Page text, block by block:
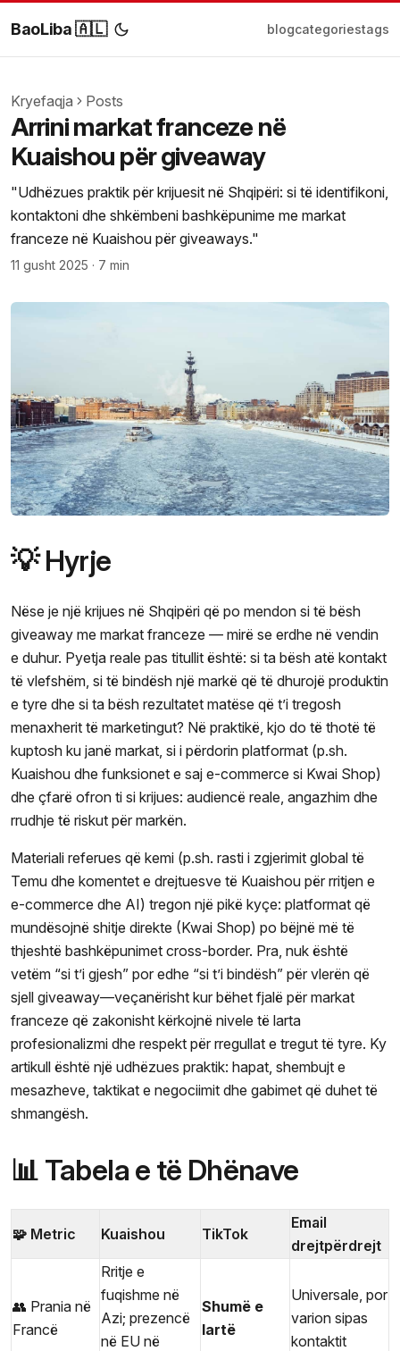
BaoLiba 🇦🇱 blogcategoriestags
Kryefaqja Posts
Arrini markat franceze në
Kuaishou për giveaway
"Udhëzues praktik për krijuesit në Shqipëri: si të identifikoni,
kontaktoni dhe shkëmbeni bashkëpunime me markat
franceze në Kuaishou për giveaways."
11 gusht 2025 · 7 min
💡 Hyrje
Nëse je një krijues në Shqipëri që po mendon si të bësh
giveaway me markat franceze — mirë se erdhe në vendin
e duhur. Pyetja reale pas titullit është: si ta bësh atë kontakt
të vlefshëm, si të bindësh një markë që të dhurojë produktin
e tyre dhe si ta bësh rezultatet matëse që t’i tregosh
menaxherit të marketingut? Në praktikë, kjo do të thotë të
kuptosh ku janë markat, si i përdorin platformat (p.sh.
Kuaishou dhe funksionet e saj e-commerce si Kwai Shop)
dhe çfarë ofron ti si krijues: audiencë reale, angazhim dhe
rrudhje të riskut për markën.
Materiali referues që kemi (p.sh. rasti i zgjerimit global të
Temu dhe komentet e drejtuesve të Kuaishou për rritjen e
e-commerce dhe AI) tregon një pikë kyçe: platformat që
mundësojnë shitje direkte (Kwai Shop) po bëjnë më të
thjeshtë bashkëpunimet cross-border. Pra, nuk është
vetëm “si t’i gjesh” por edhe “si t’i bindësh” për vlerën që
sjell giveaway—veçanërisht kur bëhet fjalë për markat
franceze që zakonisht kërkojnë nivele të larta
profesionalizmi dhe respekt për rregullat e tregut të tyre. Ky
artikull është një udhëzues praktik: hapat, shembujt e
mesazheve, taktikat e negociimit dhe gabimet që duhet të
shmangësh.
📊 Tabela e të Dhënave
🧩 Metric Kuaishou TikTok
Email
drejtpërdrejt
👥 Prania në
Francë
Rritje e
fuqishme në
Azi; prezencë
në EU në
Shumë e
lartë
Universale, por
varion sipas
kontaktit